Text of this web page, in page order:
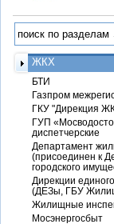
ЖКХ
БТИ
Газпром
ГКУ "Дирекция
ГУП
диспетчерские
Департамент
(присоединен к
городского
Дирекции
(ДЕЗы, ГБУ
Жилищные
Мосэнергосбыт